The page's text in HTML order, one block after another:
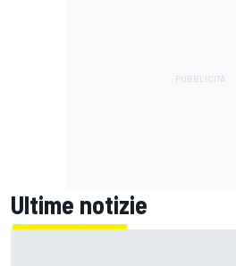
Ultime notizie